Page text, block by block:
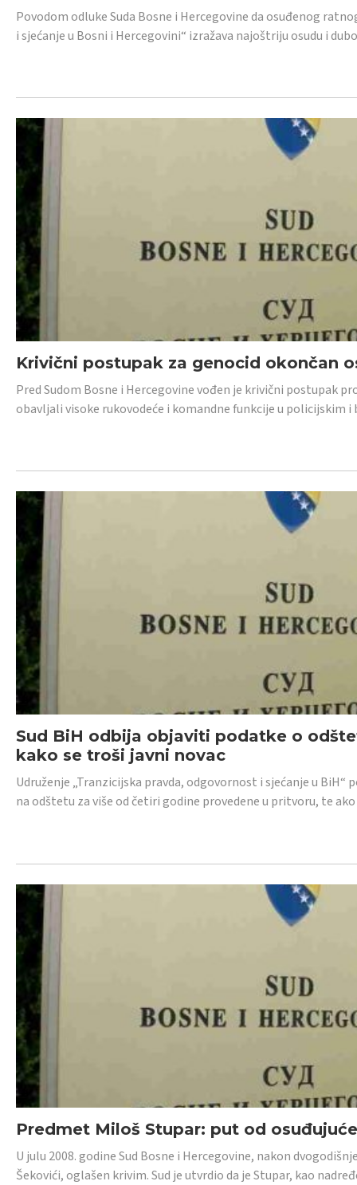
Povodom odluke Suda Bosne i Hercegovine da osuđenog
i sjećanje u Bosni i Hercegovini“ izražava najoštriju osudu i
Krivični postupak za genocid okončan
Pred Sudom Bosne i Hercegovine vođen je krivični postupak
obavljali visoke rukovodeće i komandne funkcije u policijskim
Sud BiH odbija objaviti podatke o
kako se troši javni novac
Udruženje „Tranzicijska pravda, odgovornost i sjećanje u
na odštetu za više od četiri godine provedene u pritvoru, te
Predmet Miloš Stupar: put od
U julu 2008. godine Sud Bosne i Hercegovine, nakon
Šekovići, oglašen krivim. Sud je utvrdio da je Stupar, kao